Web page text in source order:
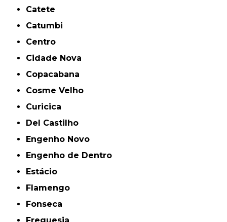
Catete
Catumbi
Centro
Cidade Nova
Copacabana
Cosme Velho
Curicica
Del Castilho
Engenho Novo
Engenho de Dentro
Estácio
Flamengo
Fonseca